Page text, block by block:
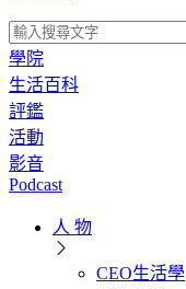
學院
生活百科
評鑑
活動
影音
Podcast
人 物
CEO生活學